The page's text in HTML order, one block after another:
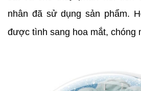
nhân đã sử dụng sản phẩm.
được tình sang hoa mắt, chóng